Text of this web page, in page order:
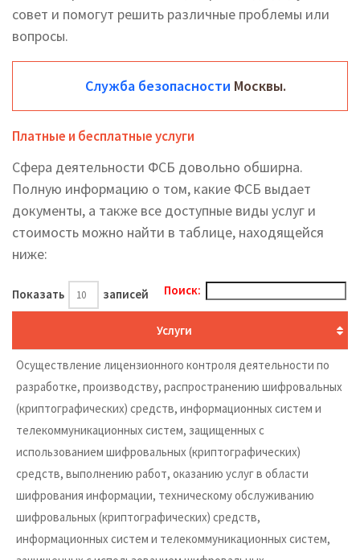
совет и помогут решить различные проблемы или
вопросы.
Служба безопасности Москвы.
Платные и бесплатные услуги
Сфера деятельности ФСБ довольно обширна.
Полную информацию о том, какие ФСБ выдает
документы, а также все доступные виды услуг и
стоимость можно найти в таблице, находящейся
ниже:
Показать записей Поиск:
Услуги
Осуществление лицензионного контроля деятельности по
разработке, производству, распространению шифровальных
(криптографических) средств, информационных систем и
телекоммуникационных систем, защищенных с
использованием шифровальных (криптографических)
средств, выполнению работ, оказанию услуг в области
шифрования информации, техническому обслуживанию
шифровальных (криптографических) средств,
информационных систем и телекоммуникационных систем,